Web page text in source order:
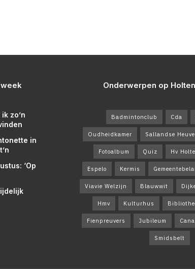
zo’n
in
‘Op
Onderwerpen op
Badmintonclub Cda
Oudheidkamer Sallandse
Fotoalbum Quiz Hv
Espelo Kermis
Viavie Welzijn Blauwwit
Hmv Kulturhus
Fienpreuvers Jubileum
Smidsbelt